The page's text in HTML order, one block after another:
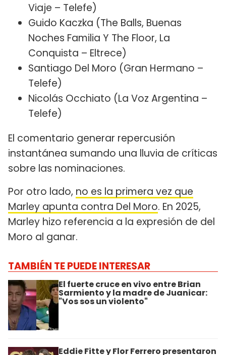
Viaje – Telefe)
Guido Kaczka (The Balls, Buenas
Noches Familia Y The Floor, La
Conquista – Eltrece)
Santiago Del Moro (Gran Hermano –
Telefe)
Nicolás Occhiato (La Voz Argentina –
Telefe)
El comentario generar repercusión
instantánea sumando una lluvia de críticas
sobre las nominaciones.
Por otro lado, no es la primera vez que
Marley apunta contra Del Moro. En 2025,
Marley hizo referencia a la expresión de del
Moro al ganar.
TAMBIÉN TE PUEDE INTERESAR
El fuerte cruce en vivo entre Brian
Sarmiento y la madre de Juanicar:
"Vos sos un violento"
Eddie Fitte y Flor Ferrero presentaron